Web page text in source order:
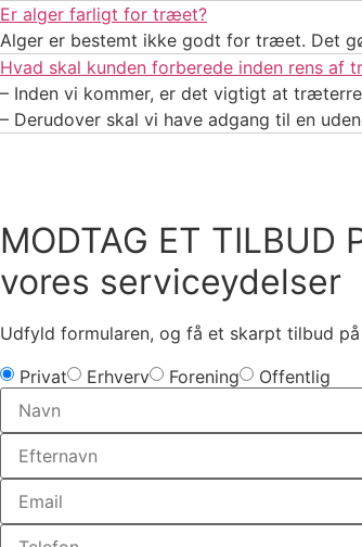
Er alger farligt for træet?
Alger er bestemt ikke godt for træet. Det
Hvad skal kunden forberede inden rens af
– Inden vi kommer, er det vigtigt at
– Derudover skal vi have adgang til en
MODTAG ET TILBUD
vores serviceydelser
Udfyld formularen, og få et skarpt tilbud
Privat Erhverv Forening Offentlig